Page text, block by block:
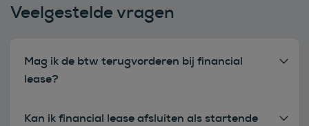
Veelgestelde vragen
Mag ik de btw terugvorderen bij financial
lease?
Kan ik financial lease afsluiten als startende